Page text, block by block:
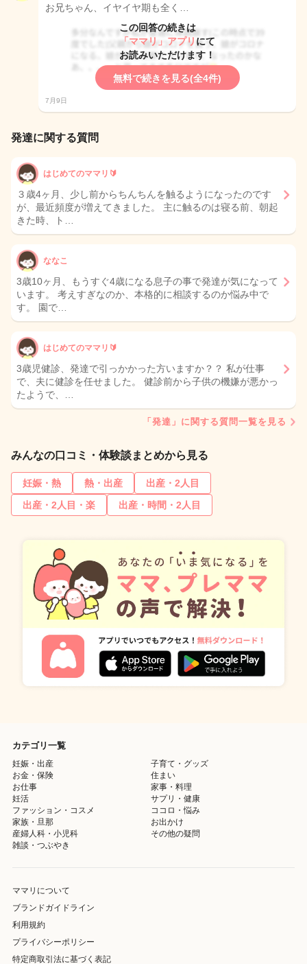
お兄ちゃん、イヤイヤ期も全く…
この回答の続きは
「ママリ」アプリ にて
お読みいただけます！
無料で続きを見る(全4件)
7月9日
発達に関する質問
はじめてのママリ🔰
３歳4ヶ月、少し前からちんちんを触るようになったのです
が、最近頻度が増えてきました。 主に触るのは寝る前、朝起
きた時、ト…
ななこ
3歳10ヶ月、もうすぐ4歳になる息子の事で発達が気になって
います。 考えすぎなのか、本格的に相談するのか悩み中で
す。 園で…
はじめてのママリ🔰
3歳児健診、発達で引っかかった方いますか？？ 私が仕事
で、夫に健診を任せました。 健診前から子供の機嫌が悪かっ
たようで、…
「発達」に関する質問一覧を見る
みんなの口コミ・体験談まとめから見る
妊娠・熱 熱・出産
出産・2人目
出産・2人目・楽
出産・時間・2人目
カテゴリ一覧
妊娠・出産
子育て・グッズ
お金・保険
住まい
お仕事
家事・料理
妊活
サプリ・健康
ファッション・コスメ
ココロ・悩み
家族・旦那
お出かけ
産婦人科・小児科
その他の疑問
雑談・つぶやき
ママリについて
ブランドガイドライン
利用規約
プライバシーポリシー
特定商取引法に基づく表記